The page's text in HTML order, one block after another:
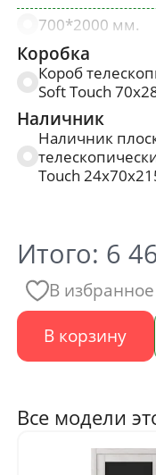
700*2000 мм.
800*2000 мм.
900*2000 мм.
Коробка
Короб
Soft Touch
Наличник
Наличник
Touch
Итого: 6
В избранное
В корзину
Все модели